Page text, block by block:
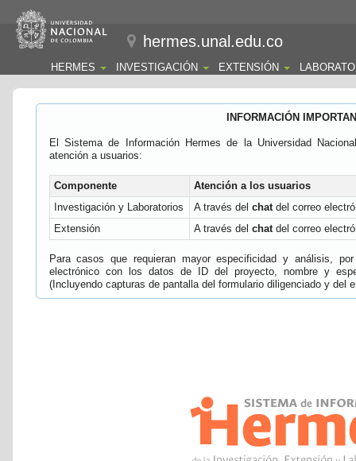
hermes.unal.edu.co
HERMES INVESTIGACIÓN EXTENSIÓN
INFORMACIÓN
El Sistema de Información Hermes de la Universidad
atención a usuarios:
Componente
Atención a los usuarios
Investigación y Laboratorios
A través del chatdel correo
Extensión
A través del chatdel correo
Para casos que requieran mayor especificidad y análisis,
electrónico con los datos de ID del proyecto, nombre y
(Incluyendo capturas de pantalla del formulario diligenciado y del